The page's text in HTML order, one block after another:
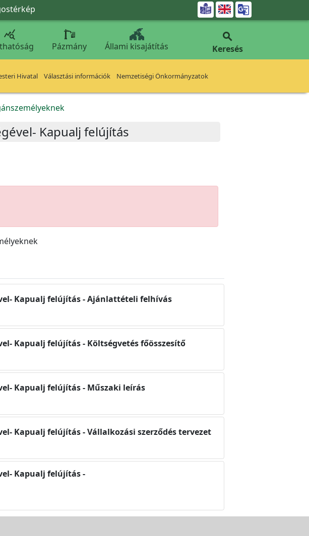


Pázmány Állami kisajátítás

Keresés
Hivatal Választási információk Nemzetiségi Önkormányzatok
Kapualj felújítás
Kapualj felújítás - Ajánlattételi felhívás
Kapualj felújítás - Költségvetés főösszesítő
Kapualj felújítás - Műszaki leírás
Kapualj felújítás - Vállalkozási szerződés tervezet
Kapualj felújítás -